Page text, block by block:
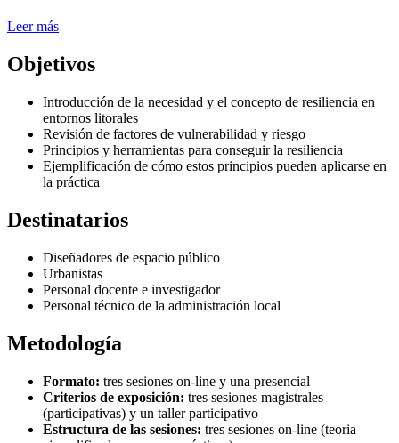
Leer más
Objetivos
Introducción de la necesidad y el concepto de resiliencia en
entornos litorales
Revisión de factores de vulnerabilidad y riesgo
Principios y herramientas para conseguir la resiliencia
Ejemplificación de cómo estos principios pueden aplicarse en
la práctica
Destinatarios
Diseñadores de espacio público
Urbanistas
Personal docente e investigador
Personal técnico de la administración local
Metodología
Formato: tres sesiones on-line y una presencial
Criterios de exposición: tres sesiones magistrales
(participativas) y un taller participativo
Estructura de las sesiones: tres sesiones on-line (teoria